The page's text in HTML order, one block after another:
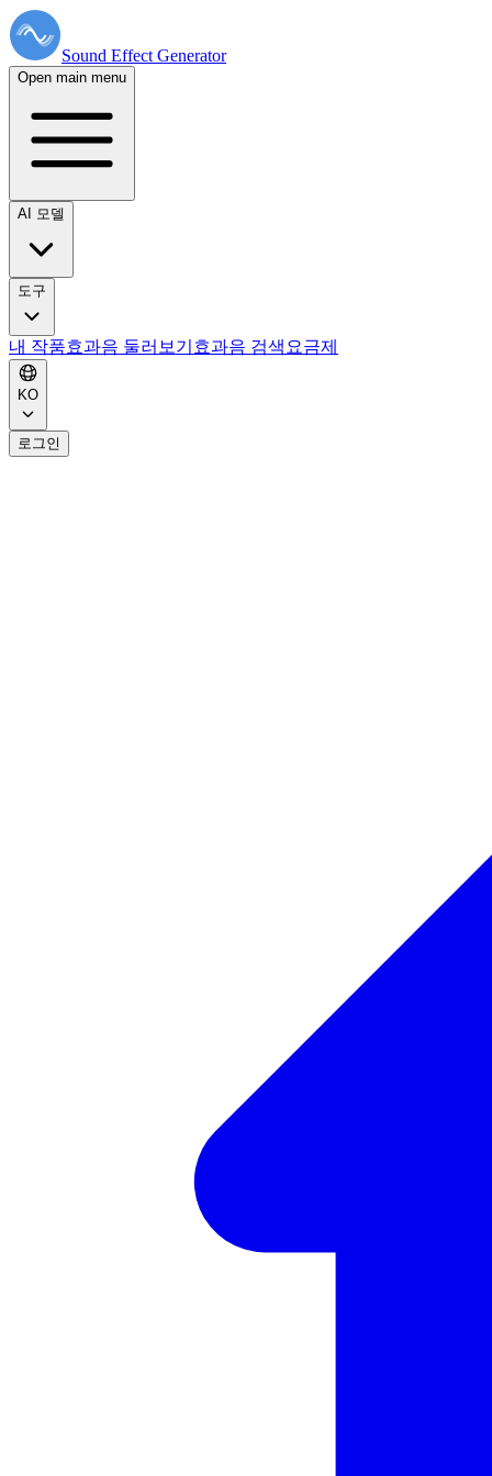
Sound Effect Generator
Open main menu
AI 모델
도구
내 작품효과음 둘러보기 효과음 검색 요금제
KO
로그인